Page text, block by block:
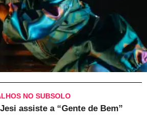
NO SUBSOLO
assiste a “Gente de Bem”